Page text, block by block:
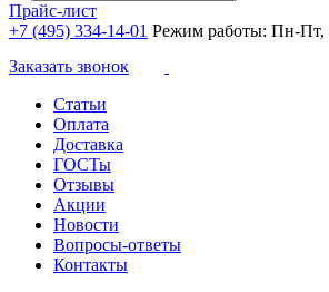
Прайс-лист
+7 (495) 334-14-01 Режим работы: Пн-Пт,
Заказать звонок
Статьи
Оплата
Доставка
ГОСТы
Отзывы
Акции
Новости
Вопросы-ответы
Контакты